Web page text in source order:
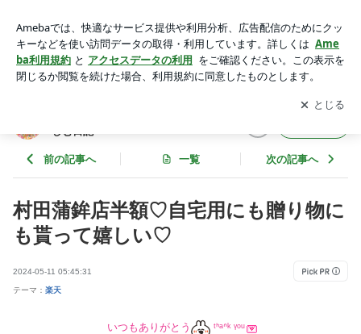
活コスパ主婦すあま♡お得を楽しむ日記
アプリをダウンロードして ブログの更新通知
を受け取りまし
ょう。
開く
しむ日記
前の記事へ 一覧 次の記事へ
村田蒲鉾店半額♡自宅用にも贈り物に
も貰って嬉しい♡
2024-05-11 05:45:31
テーマ： 楽天
いつもありがとう ᵗᑋᵃᐢᵏ ᵞᵒᵘ